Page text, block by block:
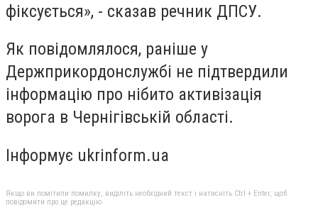
фіксується», - сказав речник ДПСУ.
Як повідомлялося, раніше у
Держприкордонслужбі не підтвердили
інформацію про нібито активізація
ворога в Чернігівській області.
Інформує ukrinform.ua
Якщо ви помітили помилку, виділіть необхідний текст і натисніть Ctrl + Enter, щоб
повідомити про це редакцію